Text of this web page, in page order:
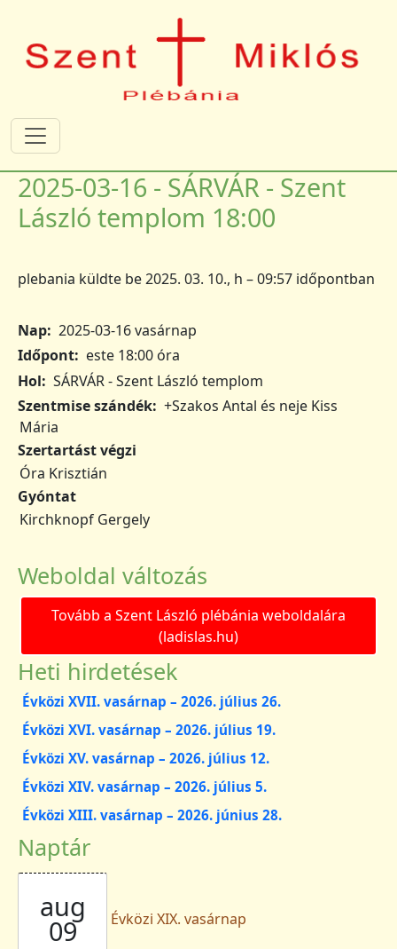
2025-03-16 - SÁRVÁR - Szent
László templom 18:00
plebania küldte be2025. 03. 10., h – 09:57 időpontban
Nap 2025-03-16 vasárnap
Időpont
este 18:00 óra
Hol
SÁRVÁR - Szent László templom
Szentmise szándék +Szakos Antal és neje Kiss
Mária
Szertartást végzi
Óra Krisztián
Gyóntat
Kirchknopf Gergely
Weboldal változás
Tovább a Szent László plébánia weboldalára
(ladislas.hu)
Heti hirdetések
Évközi XVII. vasárnap – 2026. július 26.
Évközi XVI. vasárnap – 2026. július 19.
Évközi XV. vasárnap – 2026. július 12.
Évközi XIV. vasárnap – 2026. július 5.
Évközi XIII. vasárnap – 2026. június 28.
Naptár
aug
09 Évközi XIX. vasárnap